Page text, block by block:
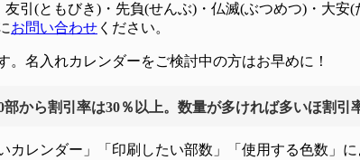
友引(ともびき)・先負(せんぶ)・仏滅(ぶつめつ)・大
お問い合わせ ください。
。名入れカレンダーをご検討中の方はお早めに！
部から割引率は30％以上。数量が多ければ多いほ割引
カレンダー」「印刷したい部数」「使用する色数」